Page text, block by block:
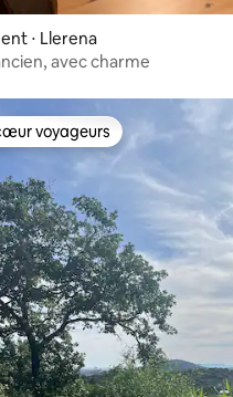
⋅ Llerena
avec charme
voyageurs
voyageurs